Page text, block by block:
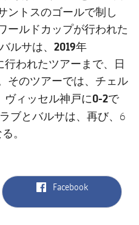
ントスのゴールで制し
ールドカップが行われた
ルサは、 2019年
行われたツアーまで、日
そのツアーでは、チェル
、ヴィッセル神戸に0-2で
ブとバルサは、再び、6
。
label.aria.facebook
Facebook